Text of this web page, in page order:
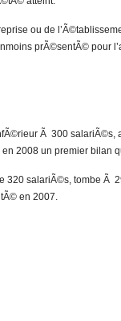
ou de
prÃ©sentÃ© pour
Ã 300
2008 un premier bilan
320 salariÃ©s, tombe Ã
en 2007.